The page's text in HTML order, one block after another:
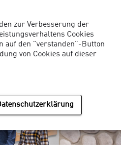
zur Verbesserung der
Cookies
auf den "verstanden"-Button
von Cookies auf dieser